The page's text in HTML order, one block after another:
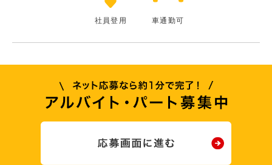
社員登用 車通勤可